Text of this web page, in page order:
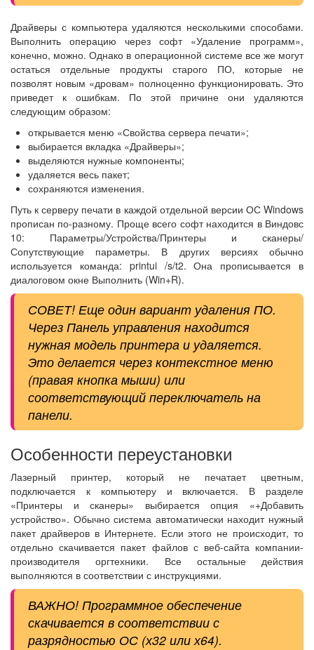
Драйверы с компьютера удаляются несколькими способами.
Выполнить операцию через софт «Удаление программ»,
конечно, можно. Однако в операционной системе все же могут
остаться отдельные продукты старого ПО, которые не
позволят новым «дровам» полноценно функционировать. Это
приведет к ошибкам. По этой причине они удаляются
следующим образом:
открывается меню «Свойства сервера печати»;
выбирается вкладка «Драйверы»;
выделяются нужные компоненты;
удаляется весь пакет;
сохраняются изменения.
Путь к серверу печати в каждой отдельной версии ОС Windows
прописан по-разному. Проще всего софт находится в Виндовс
10: Параметры/Устройства/Принтеры и сканеры/
Сопутствующие параметры. В других версиях обычно
используется команда: printui /s/t2. Она прописывается в
диалоговом окне Выполнить (Win+R).
СОВЕТ! Еще один вариант удаления ПО.
Через Панель управления находится
нужная модель принтера и удаляется.
Это делается через контекстное меню
(правая кнопка мыши) или
соответствующий переключатель на
панели.
Особенности переустановки
Лазерный принтер, который не печатает цветным,
подключается к компьютеру и включается. В разделе
«Принтеры и сканеры» выбирается опция «+Добавить
устройство». Обычно система автоматически находит нужный
пакет драйверов в Интернете. Если этого не происходит, то
отдельно скачивается пакет файлов с веб-сайта компании-
производителя оргтехники. Все остальные действия
выполняются в соответствии с инструкциями.
ВАЖНО! Программное обеспечение
скачивается в соответствии с
разрядностью ОС (х32 или х64).